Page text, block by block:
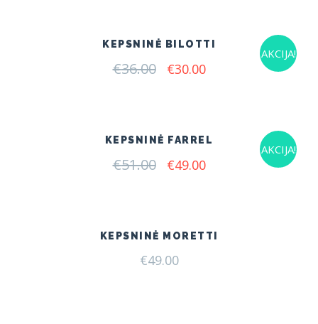
AKCIJA!
KEPSNINĖ BILOTTI
€36.00 Original
€30.00Current
AKCIJA!
KEPSNINĖ FARREL
€51.00 Original
€49.00Current
KEPSNINĖ MORETTI
€49.00